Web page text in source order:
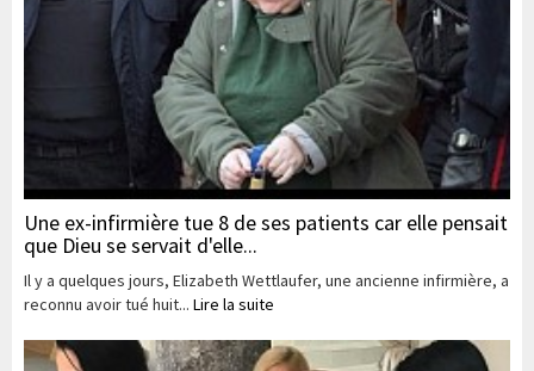
Une ex-infirmière tue 8 de ses patients car elle pensait
que Dieu se servait d'elle...
Il y a quelques jours, Elizabeth Wettlaufer, une ancienne infirmière, a
reconnu avoir tué huit... Lire la suite